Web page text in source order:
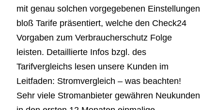
mit genau solchen vorgegebenen Einstellungen
bloß Tarife präsentiert, welche den Check24
Vorgaben zum Verbraucherschutz Folge
leisten. Detaillierte Infos bzgl. des
Tarifvergleichs lesen unsere Kunden im
Leitfaden: Stromvergleich – was beachten!
Sehr viele Stromanbieter gewähren Neukunden